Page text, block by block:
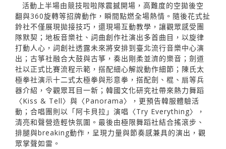
活動上半場由競技啦啦隊震撼開場，高難度的空拋後空
翻與360旋轉等招牌動作，瞬間點燃全場熱情。隨後花式扯
鈴社不僅展現拋接技巧，還現場互動教學，讓觀眾感受團
隊默契；地板音樂社、詞曲創作社演出多首曲目，以旋律
打動人心，詞創社透露未來將安排到臺北流行音樂中心演
出；古箏社融合大鼓與古箏，奏出剛柔並濟的樂音；劍道
社以正式比賽流程示範，搭配細心解說動作細節；陳氏太
極拳社演示十二式太極拳與形意拳，搭配劍、棍、扇等兵
器介紹，令觀眾耳目一新；韓國文化研究社帶來熱力舞蹈
〈Kiss & Tell〉與〈Panorama〉，更預告韓服體驗活
動；合唱團則以「阿卡貝拉」演唱〈Try Everything〉，
清亮和聲營造輕快氛圍。最後由極限舞蹈社結合搖滾步、
排腿與breaking動作，呈現力量與節奏感兼具的演出，觀
眾掌聲如雷。